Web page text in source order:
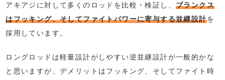
アキアジに対して多くのロッドを比較・検証し、ブランクス
はフッキング、そしてファイトパワーに寄与する並継設計を
採用しています。
ロングロッドは軽量設計がしやすい逆並継設計が一般的かな
と思いますが、デメリットはフッキング、そしてファイト時